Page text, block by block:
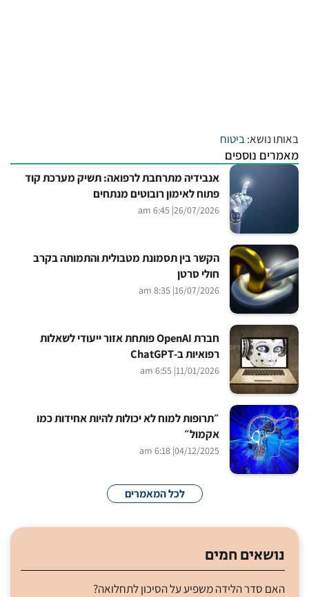
באותו נושא:ביטוח
מאמרים נוספים
אנבידיה מתרחבת לרפואה: תשיק מערכת קוד
פתוח לאימון רובוטים מנתחים
26/07/2026
| 6:45 am
הקשר בין תסמונת מטבולית והתמותה בקרב
חולי סרטן
16/07/2026
| 8:35 am
חברת OpenAI פותחת אזור ייעודי לשאלות
רפואיות ב-ChatGPT
11/01/2026
| 6:55 am
״תרופות למוח לא יכולות להיות אחידות כמו
אקמול״
04/12/2025
| 6:18 am
לכל המאמרים
נושאים חמים
האם סדר הלידה משפיע על הסיכון לתחלואה?